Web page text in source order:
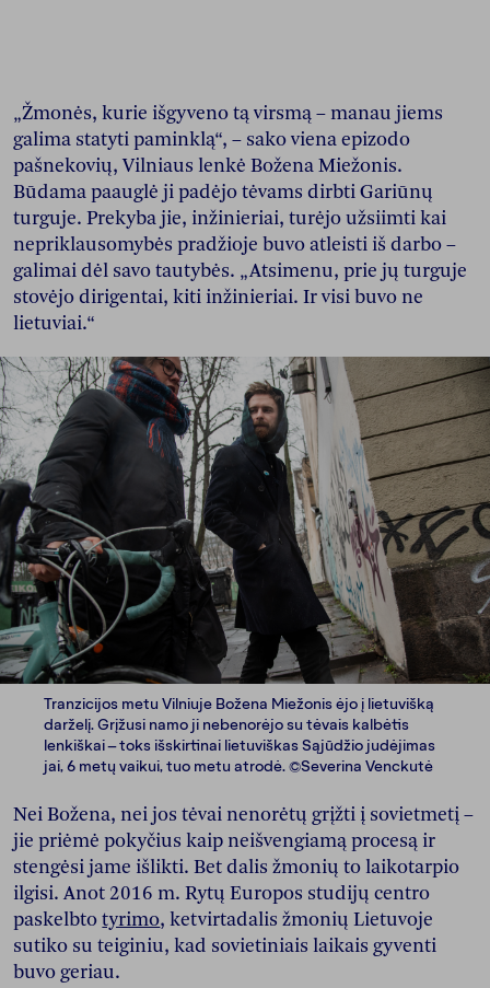
„Žmonės, kurie išgyveno tą virsmą – manau jiems
galima statyti paminklą“, – sako viena epizodo
pašnekovių, Vilniaus lenkė Božena Miežonis.
Būdama paauglė ji padėjo tėvams dirbti Gariūnų
turguje. Prekyba jie, inžinieriai, turėjo užsiimti kai
nepriklausomybės pradžioje buvo atleisti iš darbo –
galimai dėl savo tautybės. „Atsimenu, prie jų turguje
stovėjo dirigentai, kiti inžinieriai. Ir visi buvo ne
lietuviai.“
Tranzicijos metu Vilniuje Božena Miežonis ėjo į lietuvišką
darželį. Grįžusi namo ji nebenorėjo su tėvais kalbėtis
lenkiškai – toks išskirtinai lietuviškas Sąjūdžio judėjimas
jai, 6 metų vaikui, tuo metu atrodė. ©Severina Venckutė
Nei Božena, nei jos tėvai nenorėtų grįžti į sovietmetį –
jie priėmė pokyčius kaip neišvengiamą procesą ir
stengėsi jame išlikti. Bet dalis žmonių to laikotarpio
ilgisi. Anot 2016 m. Rytų Europos studijų centro
paskelbtotyrimo, ketvirtadalis žmonių Lietuvoje
sutiko su teiginiu, kad sovietiniais laikais gyventi
buvo geriau.